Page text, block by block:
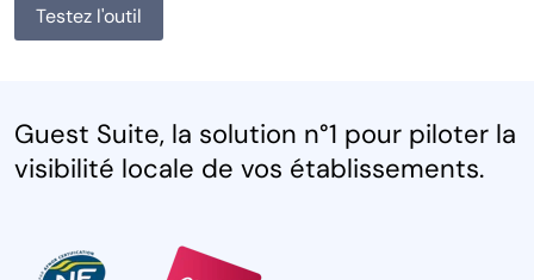
Testez l'outil
Guest Suite, la solution n°1 pour piloter la
visibilité locale de vos établissements.